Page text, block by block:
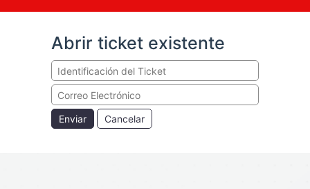
Abrir ticket existente
Enviar Cancelar